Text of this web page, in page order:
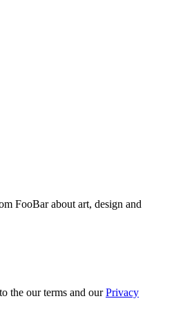
FooBar about art, design and
the our terms and ourPrivacy